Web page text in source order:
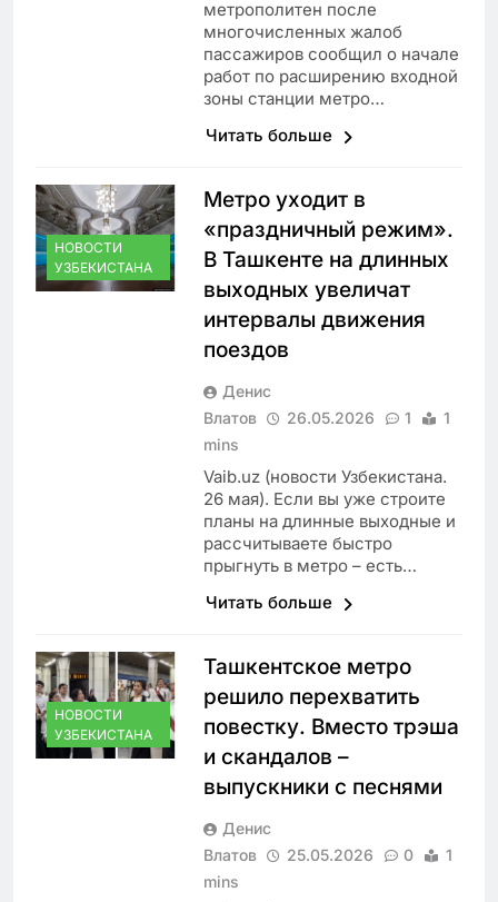
метрополитен после
многочисленных жалоб
пассажиров сообщил о начале
работ по расширению входной
зоны станции метро…
Читать больше
НОВОСТИ
УЗБЕКИСТАНА
Метро уходит в
«праздничный режим».
В Ташкенте на длинных
выходных увеличат
интервалы движения
поездов
Денис
Влатов
26.05.2026 1
1
mins
Vaib.uz (новости Узбекистана.
26 мая). Если вы уже строите
планы на длинные выходные и
рассчитываете быстро
прыгнуть в метро – есть…
Читать больше
НОВОСТИ
УЗБЕКИСТАНА
Ташкентское метро
решило перехватить
повестку. Вместо трэша
и скандалов –
выпускники с песнями
Денис
Влатов
25.05.2026 0
1
mins